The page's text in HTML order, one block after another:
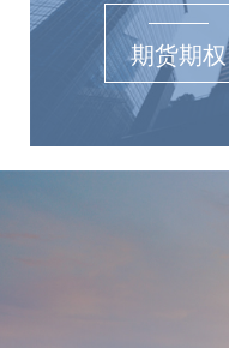
期货期权